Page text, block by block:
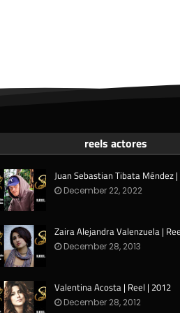
reels actores
Juan Sebastian Tibata Méndez
December 22, 2022
Zaira Alejandra Valenzuela |
December 28, 2013
Valentina Acosta | Reel | 2012
December 28, 2012